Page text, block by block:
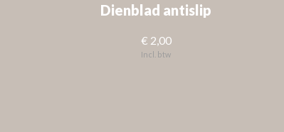
Dienblad antislip
€ 2,00
Incl. btw